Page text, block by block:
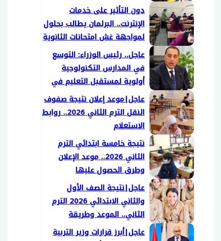
دون التأثير على خدمات
الإنترنت.. البرلمان يطالب بحلول
لمواجهة غش امتحانات الثانوية
العامة
عاجل.. رئيس الوزراء: التوسع
في المدارس التكنولوجية
أولوية لمستقبل التعليم في
مصر
عاجل|موعد إعلان نتيجة صفوف
النقل الترم الثاني 2026.. روابط
الاستعلام
نتيجة خامسة ابتدائي الترم
الثاني 2026.. موعد الإعلان
وطرق الحصول عليها
عاجل|نتيجة الصف الأول
والثاني الابتدائي 2026 الترم
الثاني.. الموعد وطريقة
الاستعلام
عاجل|أبرز قرارات وزير التربية